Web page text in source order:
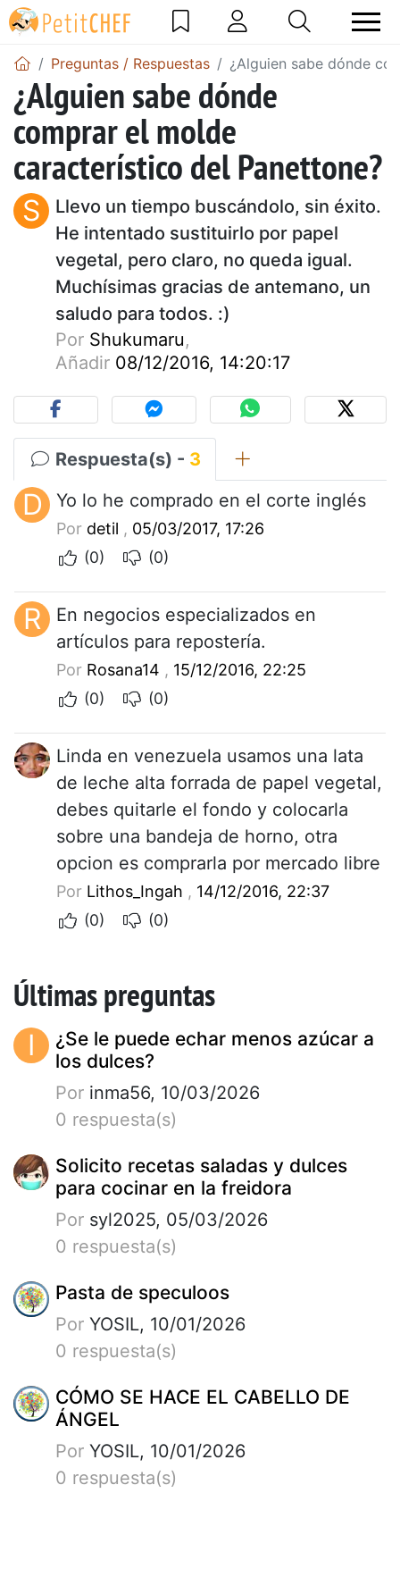
Preguntas / Respuestas ¿Alguien sabe dónde
¿Alguien sabe dónde
comprar el molde
característico del Panettone?
S
Llevo un tiempo buscándolo, sin éxito.
He intentado sustituirlo por papel
vegetal, pero claro, no queda igual.
Muchísimas gracias de antemano, un
saludo para todos. :)
Por Shukumaru,
Añadir 08/12/2016, 14:20:17
Respuesta(s) - 3
D Yo lo he comprado en el corte inglés
Por detil , 05/03/2017, 17:26
(0)
(0)
R
En negocios especializados en
artículos para repostería.
Por Rosana14 , 15/12/2016, 22:25
(0)
(0)
Linda en venezuela usamos una lata
de leche alta forrada de papel vegetal,
debes quitarle el fondo y colocarla
sobre una bandeja de horno, otra
opcion es comprarla por mercado libre
Por Lithos_Ingah , 14/12/2016, 22:37
(0)
(0)
Últimas preguntas
I
¿Se le puede echar menos azúcar a
los dulces?
Por inma56, 10/03/2026
0 respuesta(s)
Solicito recetas saladas y dulces
para cocinar en la freidora
Por syl2025, 05/03/2026
0 respuesta(s)
Pasta de speculoos
Por YOSIL, 10/01/2026
0 respuesta(s)
CÓMO SE HACE EL CABELLO DE
ÁNGEL
Por YOSIL, 10/01/2026
0 respuesta(s)